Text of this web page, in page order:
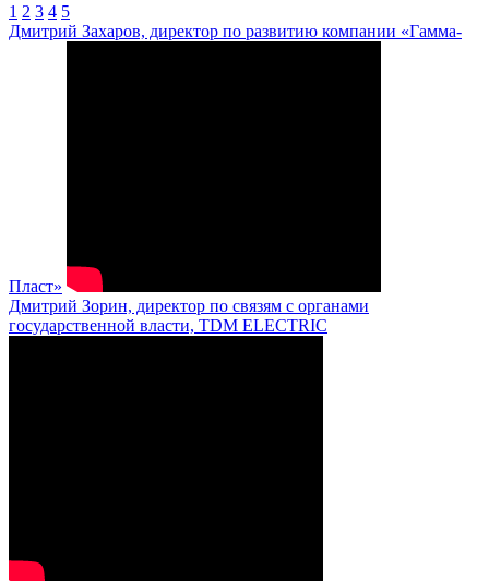
1 2 3 4 5
Дмитрий Захаров, директор по развитию компании «Гамма-
Пласт»
Дмитрий Зорин, директор по связям с органами
государственной власти, TDM ELECTRIC